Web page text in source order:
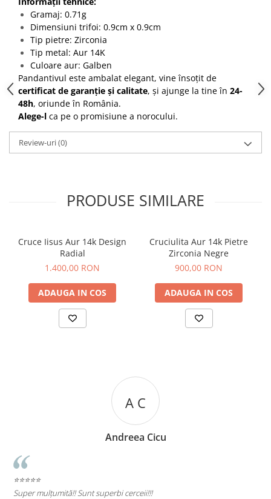
Gramaj: 0.71g
Dimensiuni trifoi: 0.9cm x 0.9cm
Tip pietre: Zirconia
Tip metal: Aur 14K
Culoare aur: Galben
Pandantivul este ambalat elegant, vine însoțit de
certificat de garanție și calitate, și ajunge la tine în 24-
48h, oriunde în România.
Alege-l ca pe o promisiune a norocului.
Review-uri(0)
PRODUSE SIMILARE
Cruce Iisus Aur 14k Design
Radial
1.400,00 RON
ADAUGA IN COS
Cruciulita Aur 14k Pietre
Zirconia Negre
900,00 RON
ADAUGA IN COS
A C
Andreea Cicu
⭐⭐⭐⭐⭐
Super mulțumită!! Sunt superbi cerceii!!!